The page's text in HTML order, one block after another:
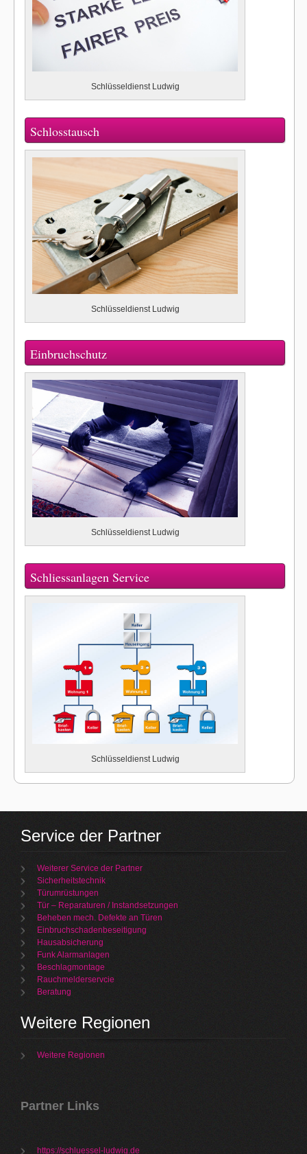
Schlüsseldienst Ludwig
Schlosstausch
Schlüsseldienst Ludwig
Einbruchschutz
Schlüsseldienst Ludwig
Schliessanlagen Service
Schlüsseldienst Ludwig
Service der Partner
Weiterer Service der Partner
Sicherheitstechnik
Türumrüstungen
Tür – Reparaturen / Instandsetzungen
Beheben mech. Defekte an Türen
Einbruchschadenbeseitigung
Hausabsicherung
Funk Alarmanlagen
Beschlagmontage
Rauchmelderservcie
Beratung
Weitere Regionen
Weitere Regionen
Partner Links
https://schluessel-ludwig.de